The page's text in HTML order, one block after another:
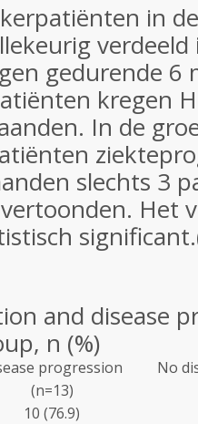
in
gedurende 6
kregen
In de
slechts 3
Het
and disease
n (%)
progression
(n=13)
No
10 (76.9)